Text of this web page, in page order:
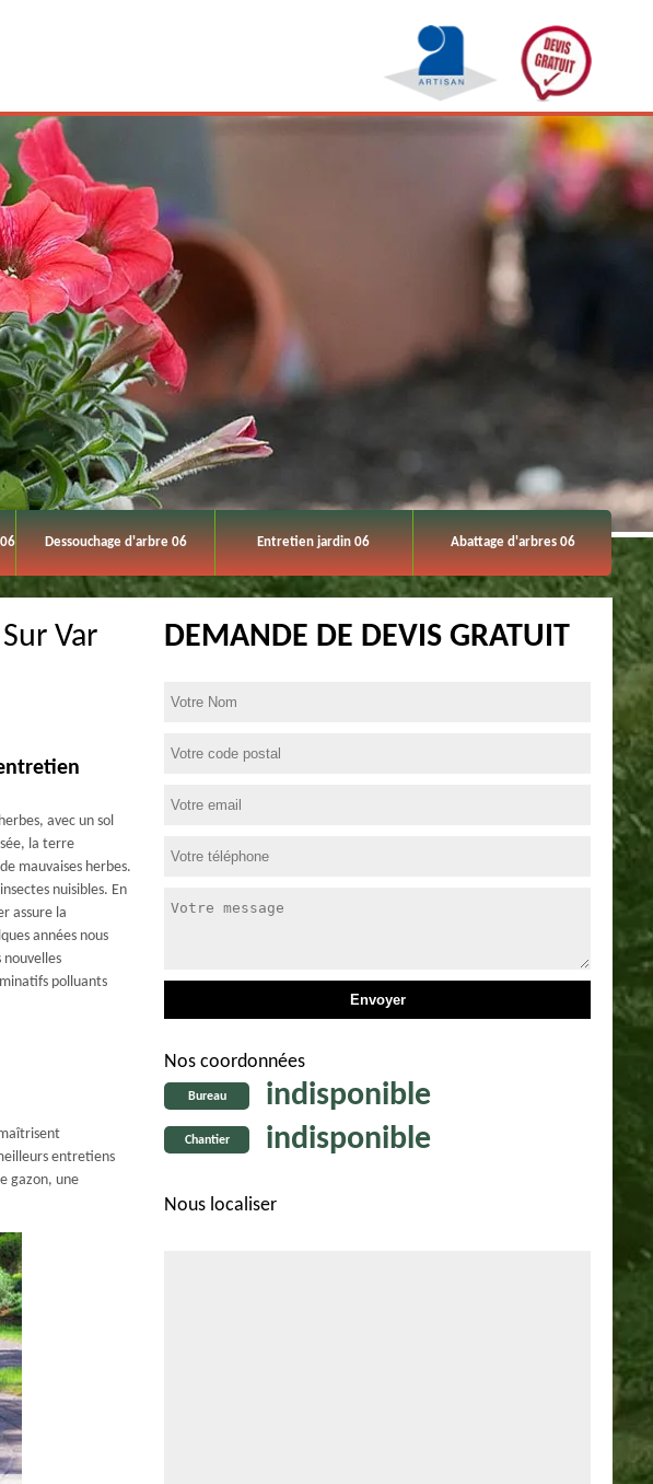
Dessouchage d'arbre 06 Entretien jardin 06 Abattage d'arbres 06
Var
avec un sol
la terre
mauvaises herbes.
nuisibles. En
assure la
années nous
polluants
entretiens
gazon, une
DEMANDE DE DEVIS GRATUIT
Nos coordonnées
Bureau indisponible
Chantier indisponible
Nous localiser